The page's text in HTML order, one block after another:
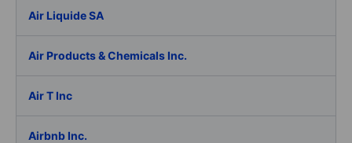
Air Liquide SA
Air Products & Chemicals Inc.
Air T Inc
Airbnb Inc.